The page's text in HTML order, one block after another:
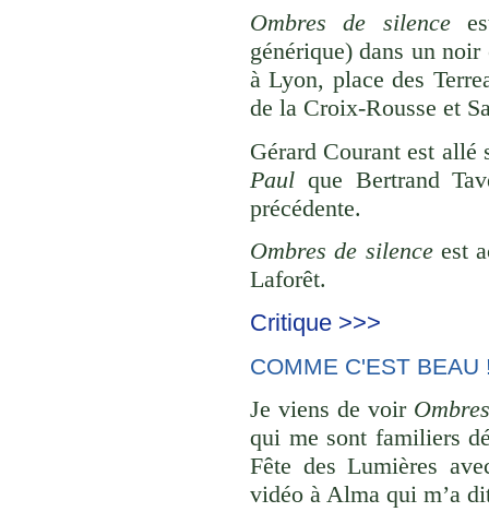
Ombres de silence
générique) dans un
à Lyon, place des
de la Croix-Rousse et
Gérard Courant est
Paul que Bertrand
précédente.
Ombres de silenceest
Laforêt.
Critique >>>
COMME C'EST BEAU
Je viens de voir
qui me sont familiers
Fête des Lumières
vidéo à Alma qui m’a